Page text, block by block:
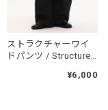
NCLLW オリジナルドッグタグネックレス / NCLLW Original Dog Tag Necklace
ストラクチャーワイ
ドパンツ / Structure
¥6,000